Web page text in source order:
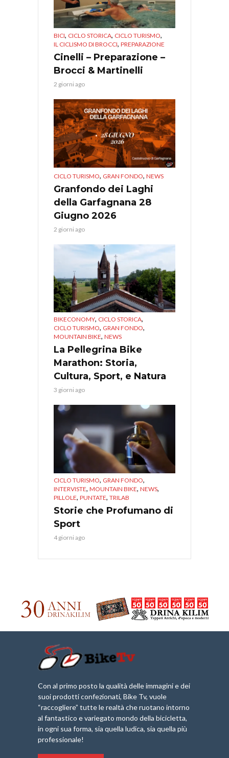
BICI, CICLO STORICA, CICLO TURISMO,
IL CICLISMO DI BROCCI, PREPARAZIONE
Cinelli – Preparazione –
Brocci & Martinelli
2 giorni ago
CICLO TURISMO, GRAN FONDO, NEWS
Granfondo dei Laghi
della Garfagnana 28
Giugno 2026
2 giorni ago
BIKECONOMY, CICLO STORICA,
CICLO TURISMO, GRAN FONDO,
MOUNTAIN BIKE, NEWS
La Pellegrina Bike
Marathon: Storia,
Cultura, Sport, e Natura
3 giorni ago
CICLO TURISMO, GRAN FONDO,
INTERVISTE, MOUNTAIN BIKE, NEWS,
PILLOLE, PUNTATE, TRILAB
Storie che Profumano di
Sport
4 giorni ago
Con al primo posto la qualità delle immagini e dei
suoi prodotti confezionati, Bike Tv, vuole
“raccogliere” tutte le realtà che ruotano intorno
al fantastico e variegato mondo della bicicletta,
in ogni sua forma, sia quella ludica, sia quella più
professionale!